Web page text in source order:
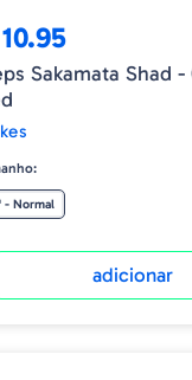
Sakamata Shad -
- Normal
adicionar